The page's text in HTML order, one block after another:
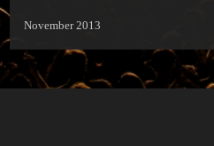
November 2013